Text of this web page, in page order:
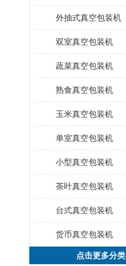
外抽式真空包装机
双室真空包装机
蔬菜真空包装机
熟食真空包装机
玉米真空包装机
单室真空包装机
小型真空包装机
茶叶真空包装机
台式真空包装机
货币真空包装机
点击更多分类